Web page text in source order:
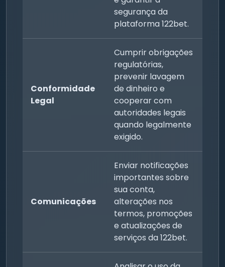
segurança da
plataforma 122bet.
Conformidade
Legal
Cumprir obrigações
regulatórias,
prevenir lavagem
de dinheiro e
cooperar com
autoridades legais
quando legalmente
exigido.
Comunicações
Enviar notificações
importantes sobre
sua conta,
alterações nos
termos, promoções
e atualizações de
serviços da 122bet.